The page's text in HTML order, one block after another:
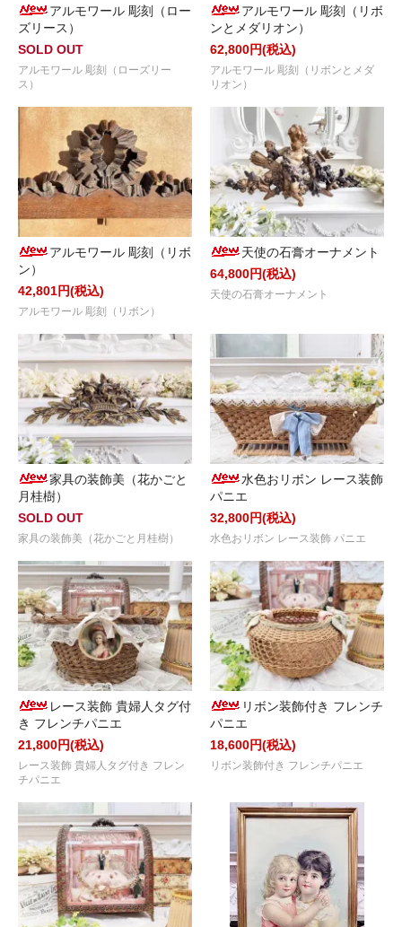
アルモワール 彫刻（ロー
ズリース）
SOLD OUT
アルモワール 彫刻（ローズリー
ス）
アルモワール 彫刻（リボ
ンとメダリオン）
62,800円(税込)
アルモワール 彫刻（リボンとメダ
リオン）
アルモワール 彫刻（リボ
ン）
42,801円(税込)
アルモワール 彫刻（リボン）
天使の石膏オーナメント
64,800円(税込)
天使の石膏オーナメント
家具の装飾美（花かごと
月桂樹）
SOLD OUT
家具の装飾美（花かごと月桂樹）
水色おリボン レース装飾
パニエ
32,800円(税込)
水色おリボン レース装飾 パニエ
レース装飾 貴婦人タグ付
き フレンチパニエ
21,800円(税込)
レース装飾 貴婦人タグ付き フレン
チパニエ
リボン装飾付き フレンチ
パニエ
18,600円(税込)
リボン装飾付き フレンチパニエ